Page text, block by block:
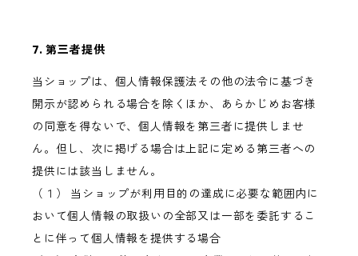
7. 第三者提供
当ショップは、個人情報保護法その他の法令に基づき
開示が認められる場合を除くほか、あらかじめお客様
の同意を得ないで、個人情報を第三者に提供しませ
ん。但し、次に掲げる場合は上記に定める第三者への
提供には該当しません。
（１） 当ショップが利用目的の達成に必要な範囲内に
おいて個人情報の取扱いの全部又は一部を委託するこ
とに伴って個人情報を提供する場合